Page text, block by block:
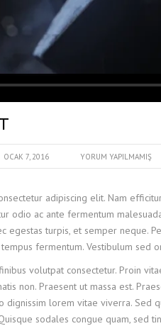
OCAK 7, 2016 YORUM YAPILMAMIŞ
adipiscing elit. Nam
odio ac ante fermentum
egestas turpis, et semper neque.
fermentum. Vestibulum sed
volutpat consectetur. Proin
non. Praesent ut massa est.
dignissim lorem vitae viverra. Sed
sodales congue quam, sed